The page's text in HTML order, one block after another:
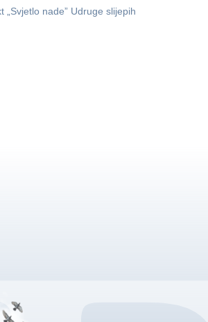
„Svjetlo nade” Udruge slijepih